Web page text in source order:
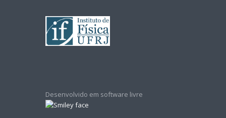
Desenvolvido em software livre